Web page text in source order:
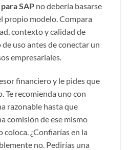
SAP no debería basarse
propio modelo. Compara
contexto y calidad de
uso antes de conectar un
empresariales.
financiero y le pides que
Te recomienda uno con
razonable hasta que
comisión de ese mismo
coloca. ¿Confiarías en la
no. Pedirías una